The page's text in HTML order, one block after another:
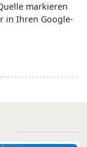
markieren
in Ihren Google-